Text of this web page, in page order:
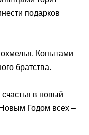
подарков
Копытами
братства.
в новый
Новым Годом всех –